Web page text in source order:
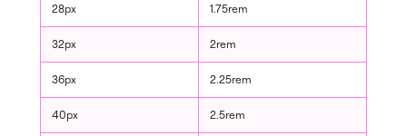
28px 1.75rem
32px 2rem
36px 2.25rem
40px 2.5rem